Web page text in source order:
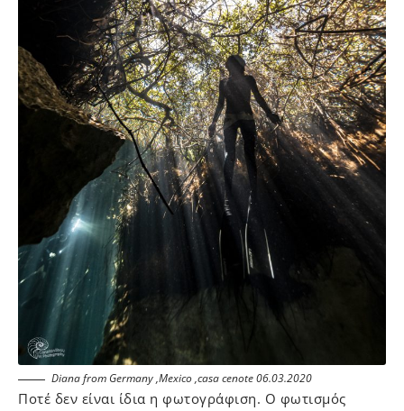
Diana from Germany ,Mexico ,casa cenote 06.03.2020
Ποτέ δεν είναι ίδια η φωτογράφιση. Ο φωτισμός